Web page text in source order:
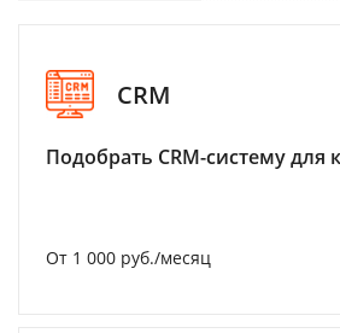
CRM
Подобрать CRM-систему для
От 1 000 руб./месяц